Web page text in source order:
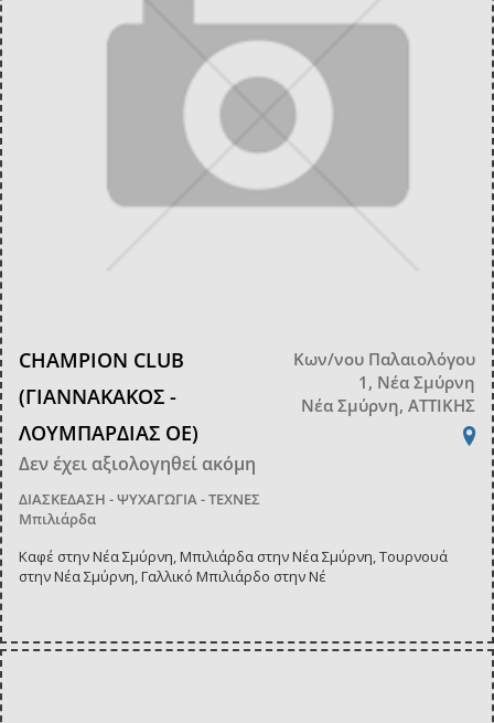
CHAMPION CLUB
(ΓΙΑΝΝΑΚΑΚΟΣ -
ΛΟΥΜΠΑΡΔΙΑΣ ΟΕ)
Δεν έχει αξιολογηθεί ακόμη
ΔΙΑΣΚΕΔΑΣΗ - ΨΥΧΑΓΩΓΙΑ - ΤΕΧΝΕΣ
Μπιλιάρδα
Κων/νου Παλαιολόγου
1, Νέα Σμύρνη
Νέα Σμύρνη, ΑΤΤΙΚΗΣ
Καφέ στην Νέα Σμύρνη, Μπιλιάρδα στην Νέα Σμύρνη, Τουρνουά
στην Νέα Σμύρνη, Γαλλικό Μπιλιάρδο στην Νέ